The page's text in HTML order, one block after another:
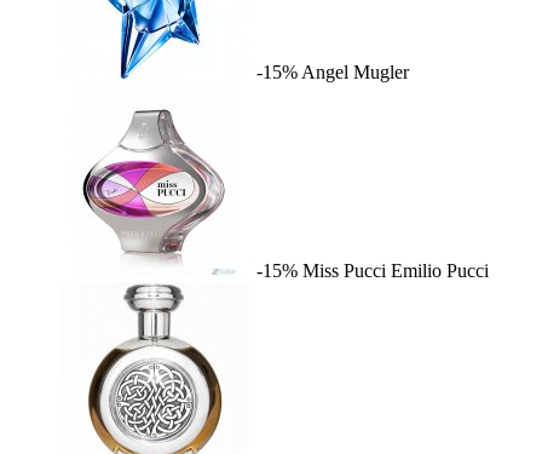
-15% Angel Mugler
-15% Miss Pucci Emilio Pucci